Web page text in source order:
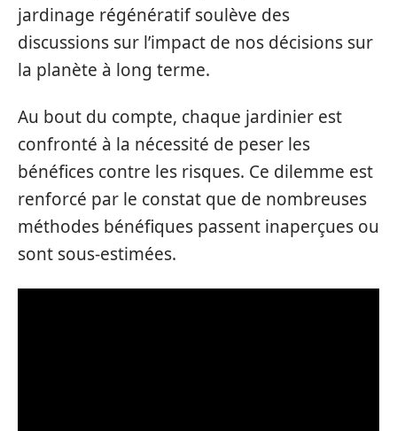
jardinage régénératif soulève des
discussions sur l’impact de nos décisions sur
la planète à long terme.
Au bout du compte, chaque jardinier est
confronté à la nécessité de peser les
bénéfices contre les risques. Ce dilemme est
renforcé par le constat que de nombreuses
méthodes bénéfiques passent inaperçues ou
sont sous-estimées.